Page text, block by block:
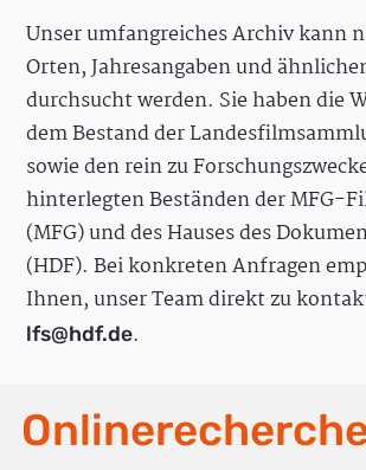
Unser umfangreiches Archiv kann
Orten, Jahresangaben und
durchsucht werden. Sie haben die
dem Bestand der
sowie den rein zu
hinterlegten Beständen der MFG-
(MFG) und des Hauses des
(HDF). Bei konkreten Anfragen
Ihnen, unser Team direkt zu
lfs@hdf.de.